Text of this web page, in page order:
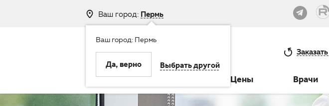
Ваш город: Пермь
Ваш город: Пермь
Да, верно Выбрать другой
Заказать
Цены Врачи